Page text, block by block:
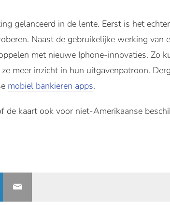
gelanceerd in de lente. Eerst is het
Naast de gebruikelijke werking van
met nieuwe Iphone-innovaties. Zo
meer inzicht in hun uitgavenpatroon.
mobiel bankieren apps.
de kaart ook voor niet-Amerikaanse